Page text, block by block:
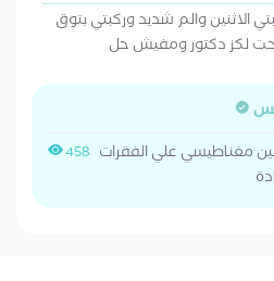
الاثنين والم شديد وركبتي بتوق
لكز دكتور ومفيش حل
458 مغناطيسي علي الفقرات